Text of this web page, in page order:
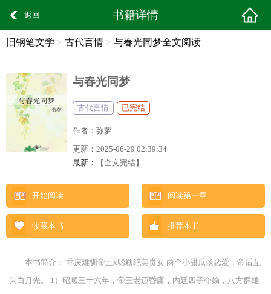
返回 书籍详情
旧钢笔文学 > 古代言情 > 与春光同梦全文阅读
与春光同梦
古代言情 已完结
作者： 弥萝
更新： 2025-06-29 02:39:34
最新：
【全文完结】
开始阅读 阅读第一章
收藏本书 推荐本书
本书简介： 乖戾难驯帝王x聪颖绝美贵女 两个小甜瓜谈恋爱，帝后互
为白月光。 1）昭顺三十六年，帝王老迈昏庸，内廷四子夺嫡，八方群雄